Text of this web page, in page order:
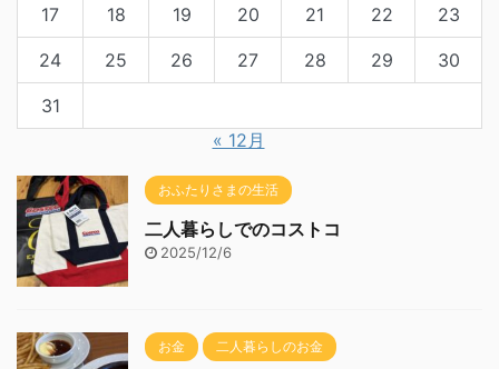
17 18 19 20 21 22 23
24 25 26 27 28 29 30
31
« 12月
おふたりさまの生活
二人暮らしでのコストコ
2025/12/6
お金 二人暮らしのお金